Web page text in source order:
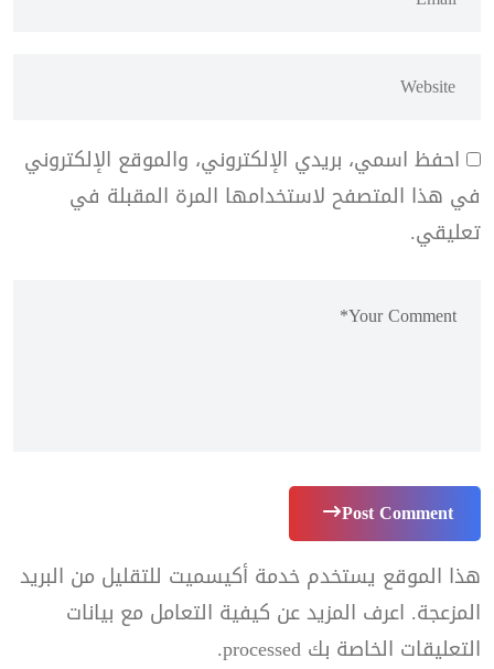
احفظ اسمي، بريدي الإلكتروني، والموقع الإلكتروني
في هذا المتصفح لاستخدامها المرة المقبلة في
تعليقي.
Post Comment
هذا الموقع يستخدم خدمة أكيسميت للتقليل من البريد
المزعجة. اعرف المزيد عن كيفية التعامل مع بيانات
التعليقات الخاصة بك processed
.